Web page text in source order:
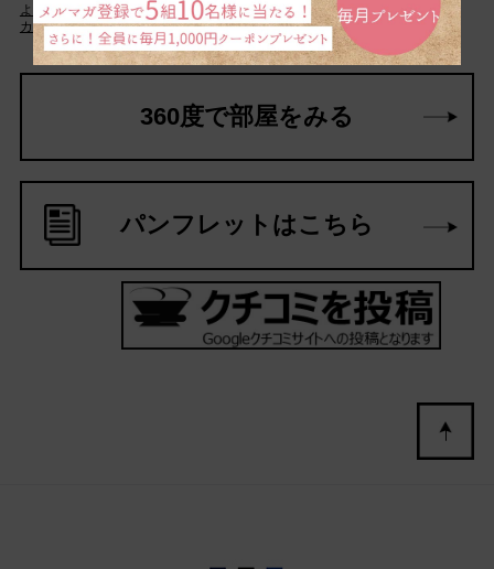
よくある質問 宿泊約款
団体旅行のお問い合わせ
カスタマーハラスメントに対する基本方針
360度で部屋をみる
パンフレットはこちら